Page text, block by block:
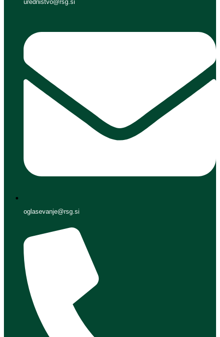
urednistvo@rsg.si
oglasevanje@rsg.si